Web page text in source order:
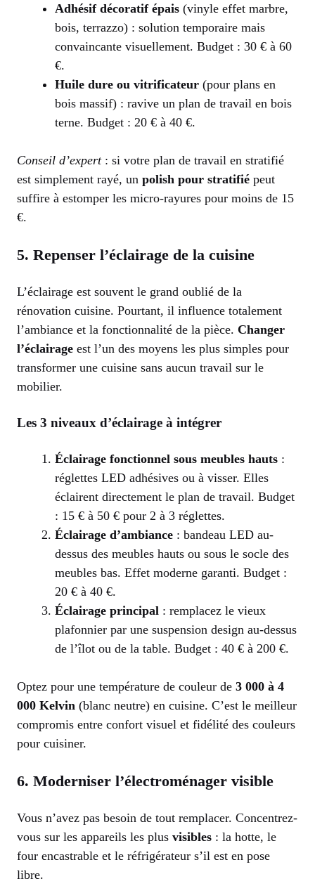
Adhésif décoratif épais (vinyle effet marbre,
bois, terrazzo) : solution temporaire mais
convaincante visuellement. Budget : 30 € à 60
€.
Huile dure ou vitrificateur (pour plans en
bois massif) : ravive un plan de travail en bois
terne. Budget : 20 € à 40 €.
Conseil d’expert: si votre plan de travail en stratifié
est simplement rayé, un polish pour stratifié peut
suffire à estomper les micro-rayures pour moins de 15
€.
5. Repenser l’éclairage de la cuisine
L’éclairage est souvent le grand oublié de la
rénovation cuisine. Pourtant, il influence totalement
l’ambiance et la fonctionnalité de la pièce. Changer
l’éclairage est l’un des moyens les plus simples pour
transformer une cuisine sans aucun travail sur le
mobilier.
Les 3 niveaux d’éclairage à intégrer
Éclairage fonctionnel sous meubles hauts :
réglettes LED adhésives ou à visser. Elles
éclairent directement le plan de travail. Budget
: 15 € à 50 € pour 2 à 3 réglettes.
Éclairage d’ambiance : bandeau LED au-
dessus des meubles hauts ou sous le socle des
meubles bas. Effet moderne garanti. Budget :
20 € à 40 €.
Éclairage principal : remplacez le vieux
plafonnier par une suspension design au-dessus
de l’îlot ou de la table. Budget : 40 € à 200 €.
Optez pour une température de couleur de 3 000 à 4
000 Kelvin (blanc neutre) en cuisine. C’est le meilleur
compromis entre confort visuel et fidélité des couleurs
pour cuisiner.
6. Moderniser l’électroménager visible
Vous n’avez pas besoin de tout remplacer. Concentrez-
vous sur les appareils les plus visibles : la hotte, le
four encastrable et le réfrigérateur s’il est en pose
libre.